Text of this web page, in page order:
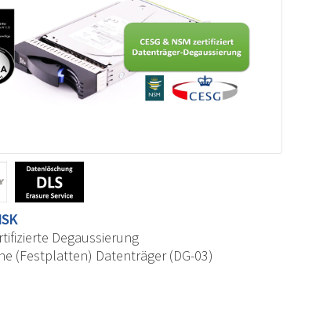
Degaussierung
(Festplatten) Datenträger (DG-03)